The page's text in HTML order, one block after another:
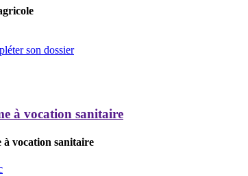
son dossier
à vocation sanitaire
vocation sanitaire